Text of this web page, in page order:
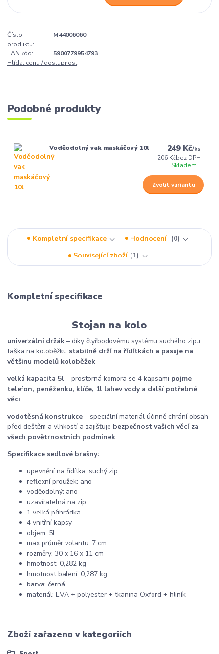
Číslo
produktu:
M44006060
EAN kód:
5900779954793
Hlídat cenu / dostupnost
Podobné produkty
Voděodolný vak maskáčový 10l 249 Kč/ks
206 Kčbez DPH
Skladem
Zvolit variantu
Kompletní specifikace Hodnocení
0
Související zboží
1
Kompletní specifikace
Stojan na kolo
univerzální držák – díky čtyřbodovému systému suchého zipu
taška na koloběžku stabilně drží na řídítkách a pasuje na
většinu modelů koloběžek
velká kapacita 5l – prostorná komora se 4 kapsami pojme
telefon, peněženku, klíče, 1l láhev vody a další potřebné
věci
vodotěsná konstrukce – speciální materiál účinně chrání obsah
před deštěm a vlhkostí a zajišťuje bezpečnost vašich věcí za
všech povětrnostních podmínek
Specifikace sedlové brašny:
upevnění na řídítka: suchý zip
reflexní proužek: ano
voděodolný: ano
uzavíratelná na zip
1 velká přihrádka
4 vnitřní kapsy
objem: 5l
max průměr volantu: 7 cm
rozměry: 30 x 16 x 11 cm
hmotnost: 0,282 kg
hmotnost balení: 0,287 kg
barva: černá
materiál: EVA + polyester + tkanina Oxford + hliník
Zboží zařazeno v kategoriích